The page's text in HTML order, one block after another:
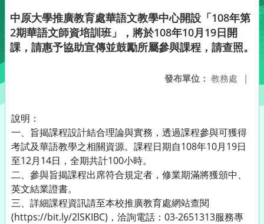
中原大學推廣教育處華語文教學中心開設「108年第
2期華語文師資培訓班」，將於108年10月19日開
課，請惠予協助宣傳並鼓勵所屬參與課程，請查照。
發布單位： 教務處 |
說明：
一、旨揭課程設計結合理論與實務，透過課程參與可獲得
考試及華語教學之相關資源。課程日期自108年10月19日
至12月14日，全期共計100小時。
二、參與旨揭課程出席符合規定者，修業期滿將獲頒中、
英文結業證書。
三、詳細課程資訊請至本校推廣教育處網站查閱
(https://bit.ly/2lSKIBC)，洽詢電話：03-2651313服務專